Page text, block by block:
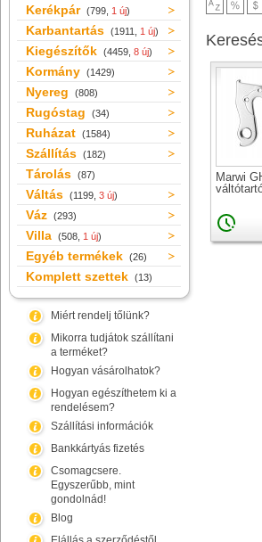
Kerékpár (799, 1 új)
Karbantartás (1911, 1 új)
Kiegészítők (4459, 8 új)
Kormány (1429)
Nyereg (808)
Rugóstag (34)
Ruházat (1584)
Szállítás (182)
Tárolás (87)
Váltás (1199, 3 új)
Váz (293)
Villa (508, 1 új)
Egyéb termékek (26)
Komplett szettek (13)
Miért rendelj tőlünk?
Mikorra tudjátok szállítani
a terméket?
Hogyan vásárolhatok?
Hogyan egészíthetem ki a
rendelésem?
Szállítási információk
Bankkártyás fizetés
Csomagcsere.
Egyszerűbb, mint
gondolnád!
Blog
Marwi